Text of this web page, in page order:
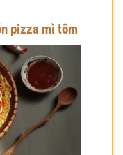
pizza mì tôm